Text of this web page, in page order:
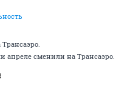
апреле сменили на Трансаэро.